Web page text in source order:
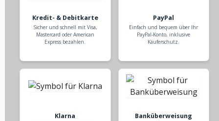
Kredit- & Debitkarte
Sicher und schnell mit Visa,
Mastercard oder American
Express bezahlen.
PayPal
Einfach und bequem über Ihr
PayPal-Konto, inklusive
Käuferschutz.
Klarna Banküberweisung